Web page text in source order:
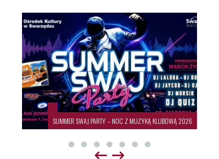
SUMMER SWAJ PARTY – NOC Z MUZYKĄ KLUBOWĄ 2026